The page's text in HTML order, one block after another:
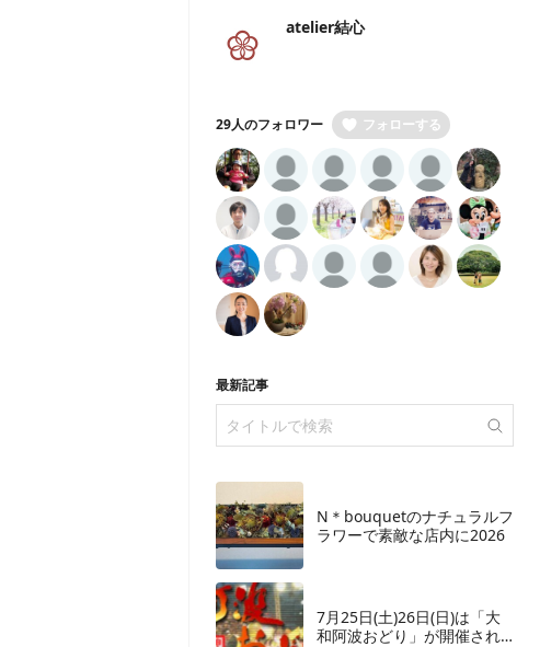
atelier結心
29人のフォロワー フォローする
最新記事
N＊bouquetのナチュラルフ
ラワーで素敵な店内に2026
7月25日(土)26日(日)は「大
和阿波おどり」が開催され